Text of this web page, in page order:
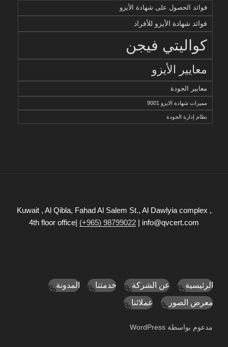
فوائد الحصول على شهادة الأيزو
فوائد شهادة الأيزو للأفراد
كواليتي فيجن
معايير الأيزو
معايير الجودة
مميزات شهادة الايزو 9001
نظام إدارة الجودة
Kuwait , Al Qibla, Fahad Al Salem St., Al Dawlyia complex ,
4th floor office| (+965) 98799022 | info@qvcert.com
الرئيسية عن الشركة خدمتنا
المدونة
معرض الصور
عملائنا
مدعوم بواسطة WordPress